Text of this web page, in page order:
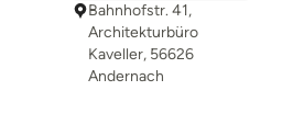
Bahnhofstr. 41,
Architekturbüro
Kaveller, 56626
Andernach